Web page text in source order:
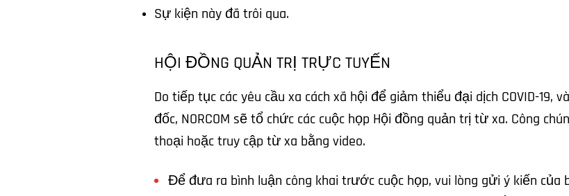
Sự kiện này đã trôi qua.
HỘI ĐỒNG QUẢN TRỊ TRỰC TUYẾN
Do tiếp tục các yêu cầu xa cách xã hội để giảm thiểu đại dịch COVID-19,
đốc, NORCOM sẽ tổ chức các cuộc họp Hội đồng quản trị từ xa. Công
thoại hoặc truy cập từ xa bằng video.
Để đưa ra bình luận công khai trước cuộc họp, vui lòng gửi ý kiến